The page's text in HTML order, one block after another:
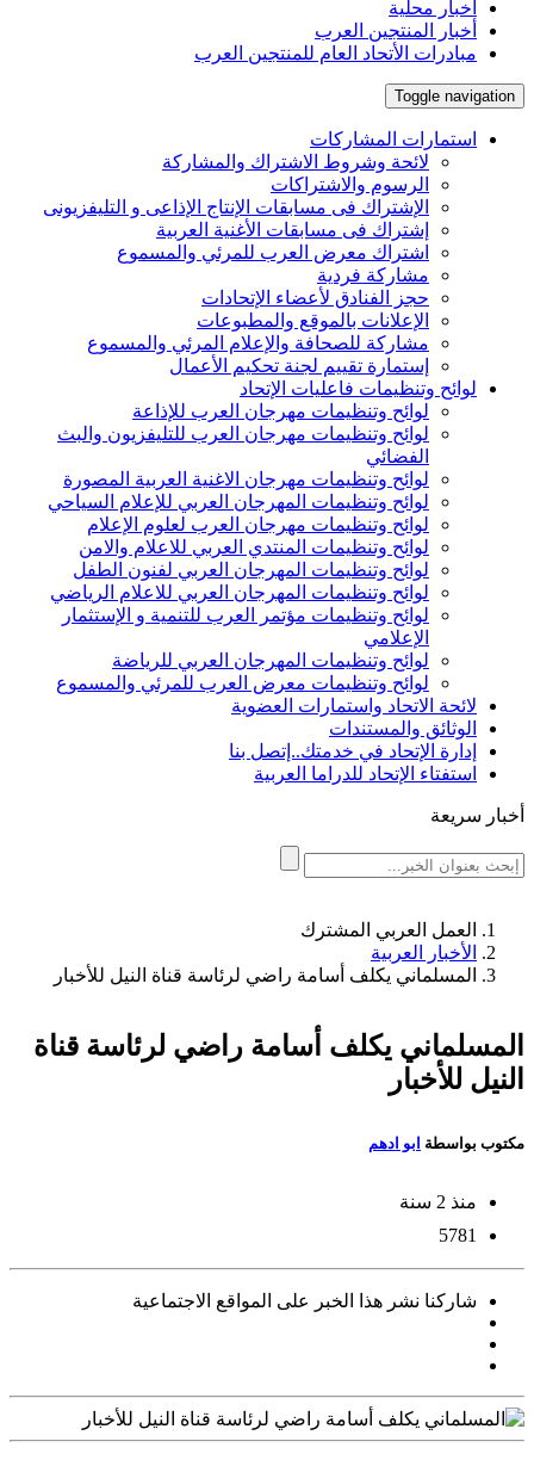
أخبار محلية
أخبار المنتجين العرب
مبادرات الأتحاد العام للمنتجين العرب
Toggle navigation
استمارات المشاركات
لائحة وشروط الاشتراك والمشاركة
الرسوم والاشتراكات
الإشتراك فى مسابقات الإنتاج الإذاعى و التليفزيونى
إشتراك فى مسابقات الأغنية العربية
اشتراك معرض العرب للمرئي والمسموع
مشاركة فردية
حجز الفنادق لأعضاء الإتحادات
الإعلانات بالموقع والمطبوعات
مشاركة للصحافة والإعلام المرئي والمسموع
إستمارة تقييم لجنة تحكيم الأعمال
لوائح وتنظيمات فاعليات الإتحاد
لوائح وتنظيمات مهرجان العرب للإذاعة
لوائح وتنظيمات مهرجان العرب للتليفزيون والبث
الفضائي
لوائح وتنظيمات مهرجان الاغنية العربية المصورة
لوائح وتنظيمات المهرجان العربي للإعلام السياحي
لوائح وتنظيمات مهرجان العرب لعلوم الإعلام
لوائح وتنظيمات المنتدي العربي للاعلام والامن
لوائح وتنظيمات المهرجان العربي لفنون الطفل
لوائح وتنظيمات المهرجان العربي للاعلام الرياضي
لوائح وتنظيمات مؤتمر العرب للتنمية و الإستثمار
الإعلامي
لوائح وتنظيمات المهرجان العربي للرياضة
لوائح وتنظيمات معرض العرب للمرئي والمسموع
لائحة الاتحاد واستمارات العضوية
الوثائق والمستندات
إدارة الإتحاد في خدمتك..إتصل بنا
استفتاء الإتحاد للدراما العربية
أخبار سريعة
العمل العربي المشترك
الأخبار العربية
المسلماني يكلف أسامة راضي لرئاسة قناة النيل للأخبار
المسلماني يكلف أسامة راضي لرئاسة قناة
النيل للأخبار
مكتوب بواسطة ابو ادهم
منذ 2 سنة
5781
شاركنا نشر هذا الخبر على المواقع الاجتماعية